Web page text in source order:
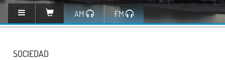
AM FM
SOCIEDAD